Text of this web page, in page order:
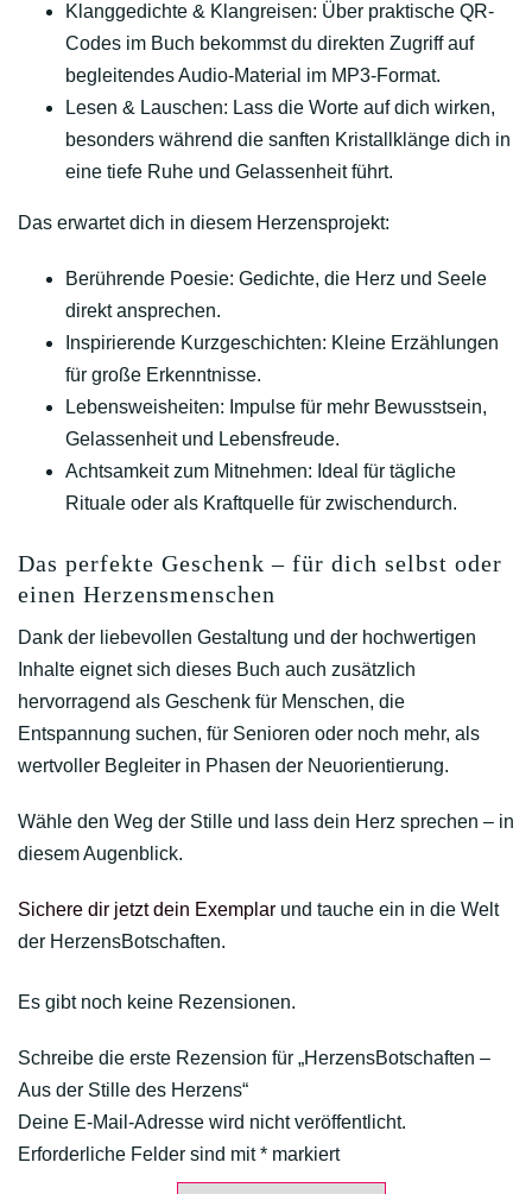
Klanggedichte & Klangreisen: Über praktische QR-
Codes im Buch bekommst du direkten Zugriff auf
begleitendes Audio-Material im MP3-Format.
Lesen & Lauschen: Lass die Worte auf dich wirken,
besonders während die sanften Kristallklänge dich in
eine tiefe Ruhe und Gelassenheit führt.
Das erwartet dich in diesem Herzensprojekt:
Berührende Poesie: Gedichte, die Herz und Seele
direkt ansprechen.
Inspirierende Kurzgeschichten: Kleine Erzählungen
für große Erkenntnisse.
Lebensweisheiten: Impulse für mehr Bewusstsein,
Gelassenheit und Lebensfreude.
Achtsamkeit zum Mitnehmen: Ideal für tägliche
Rituale oder als Kraftquelle für zwischendurch.
Das perfekte Geschenk – für dich selbst oder
einen Herzensmenschen
Dank der liebevollen Gestaltung und der hochwertigen
Inhalte eignet sich dieses Buch auch zusätzlich
hervorragend als Geschenk für Menschen, die
Entspannung suchen, für Senioren oder noch mehr, als
wertvoller Begleiter in Phasen der Neuorientierung.
Wähle den Weg der Stille und lass dein Herz sprechen – in
diesem Augenblick.
Sichere dir jetzt dein Exemplar und tauche ein in die Welt
der HerzensBotschaften.
Es gibt noch keine Rezensionen.
Schreibe die erste Rezension für „HerzensBotschaften –
Aus der Stille des Herzens“
Deine E-Mail-Adresse wird nicht veröffentlicht.
Erforderliche Felder sind mit* markiert